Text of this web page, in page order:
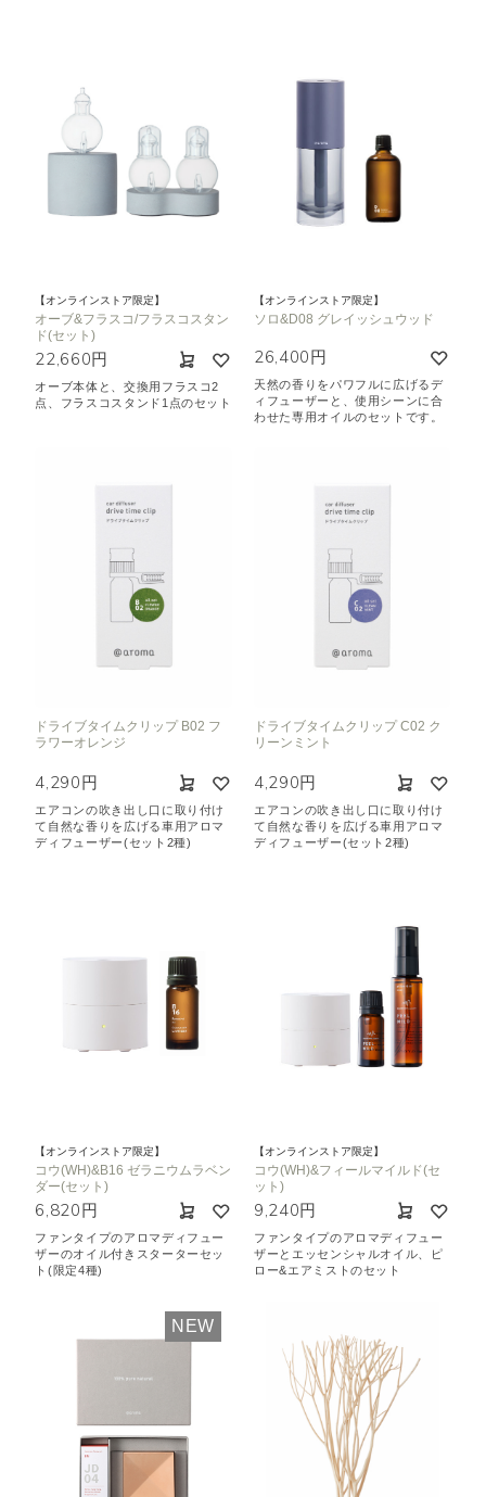
【オンラインストア限定】
オーブ&フラスコ/フラスコスタン
ド(セット)
22,660円
オーブ本体と、交換用フラスコ2
点、フラスコスタンド1点のセット
【オンラインストア限定】
ソロ&D08 グレイッシュウッド
26,400円
天然の香りをパワフルに広げるデ
ィフューザーと、使用シーンに合
わせた専用オイルのセットです。
ドライブタイムクリップ B02 フ
ラワーオレンジ
4,290円
エアコンの吹き出し口に取り付け
て自然な香りを広げる車用アロマ
ディフューザー(セット2種)
ドライブタイムクリップ C02 ク
リーンミント
4,290円
エアコンの吹き出し口に取り付け
て自然な香りを広げる車用アロマ
ディフューザー(セット2種)
【オンラインストア限定】
コウ(WH)&B16 ゼラニウムラベン
ダー(セット)
6,820円
ファンタイプのアロマディフュー
ザーのオイル付きスターターセッ
ト(限定4種)
【オンラインストア限定】
コウ(WH)&フィールマイルド(セ
ット)
9,240円
ファンタイプのアロマディフュー
ザーとエッセンシャルオイル、ピ
ロー&エアミストのセット
NEW